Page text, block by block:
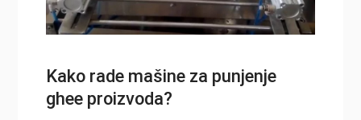
Kako rade mašine za punjenje
ghee proizvoda?